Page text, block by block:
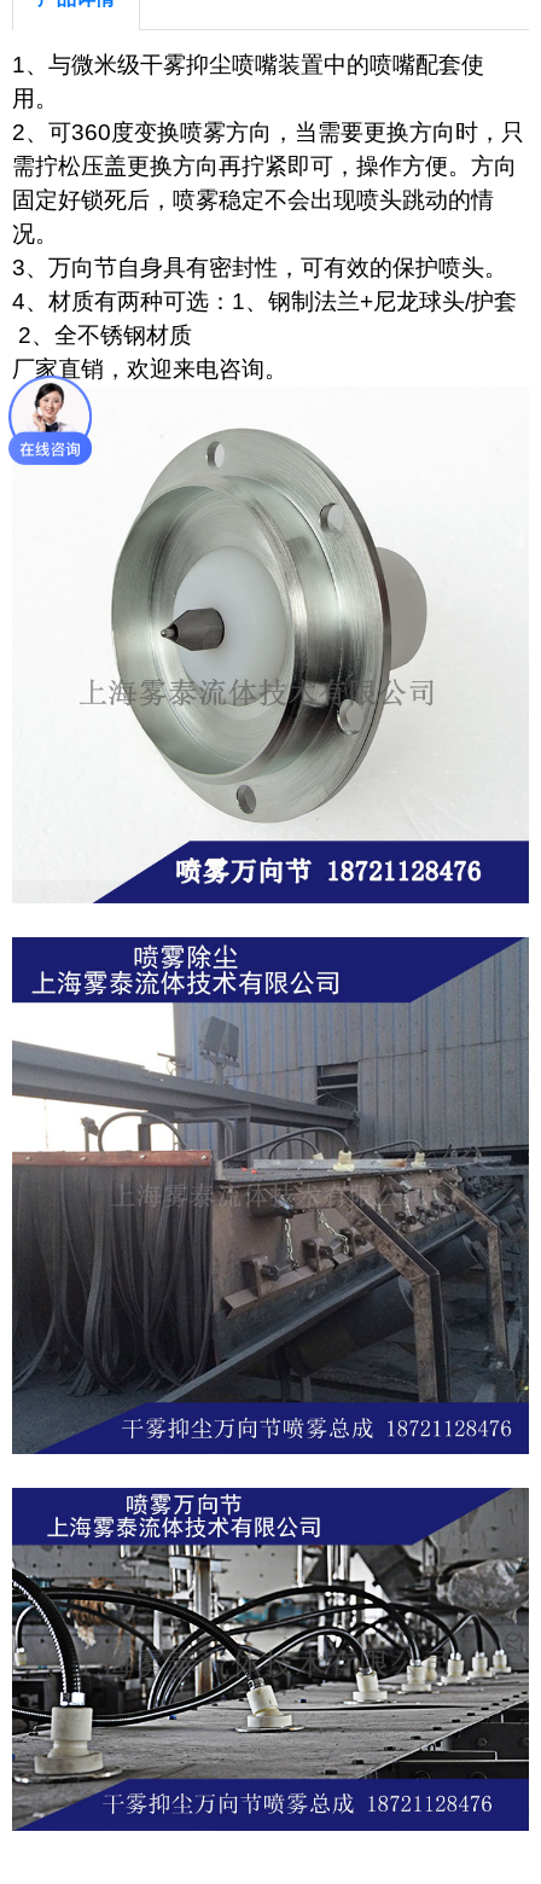
1、与微米级干雾抑尘喷嘴装置中的喷嘴配套使
用。
2、可360度变换喷雾方向，当需要更换方向时，只
需拧松压盖更换方向再拧紧即可，操作方便。方向
固定好锁死后，喷雾稳定不会出现喷头跳动的情
况。
3、万向节自身具有密封性，可有效的保护喷头。
4、材质有两种可选：1、钢制法兰+尼龙球头/护套
2、全不锈钢材质
厂家直销，欢迎来电咨询。